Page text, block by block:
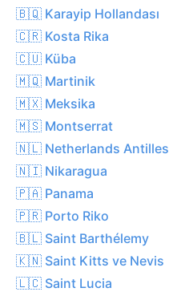
🇧🇶 Karayip Hollandası
🇨🇷 Kosta Rika
🇨🇺 Küba
🇲🇶 Martinik
🇲🇽 Meksika
🇲🇸 Montserrat
🇳🇱 Netherlands Antilles
🇳🇮 Nikaragua
🇵🇦 Panama
🇵🇷 Porto Riko
🇧🇱 Saint Barthélemy
🇰🇳 Saint Kitts ve Nevis
🇱🇨 Saint Lucia